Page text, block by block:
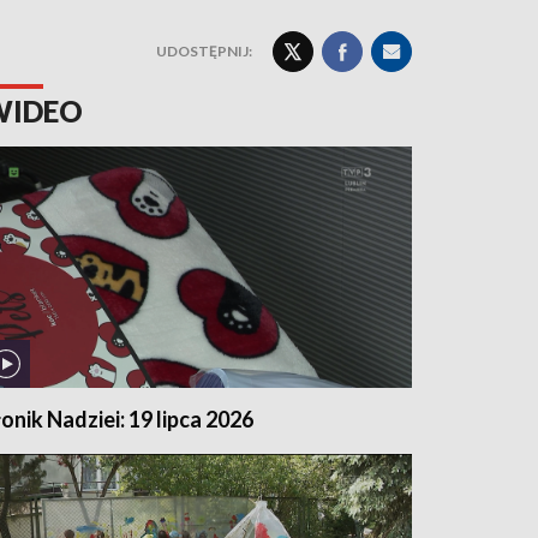
UDOSTĘPNIJ:
Nadziei: 19 lipca 2026